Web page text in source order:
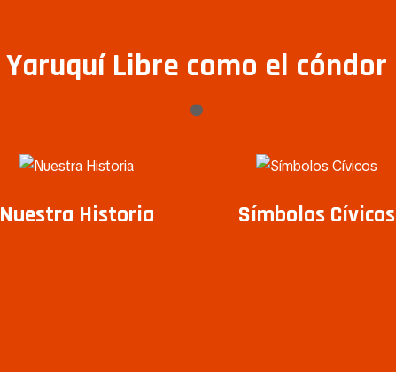
Yaruquí Libre como el cóndor
Nuestra Historia Símbolos Cívicos